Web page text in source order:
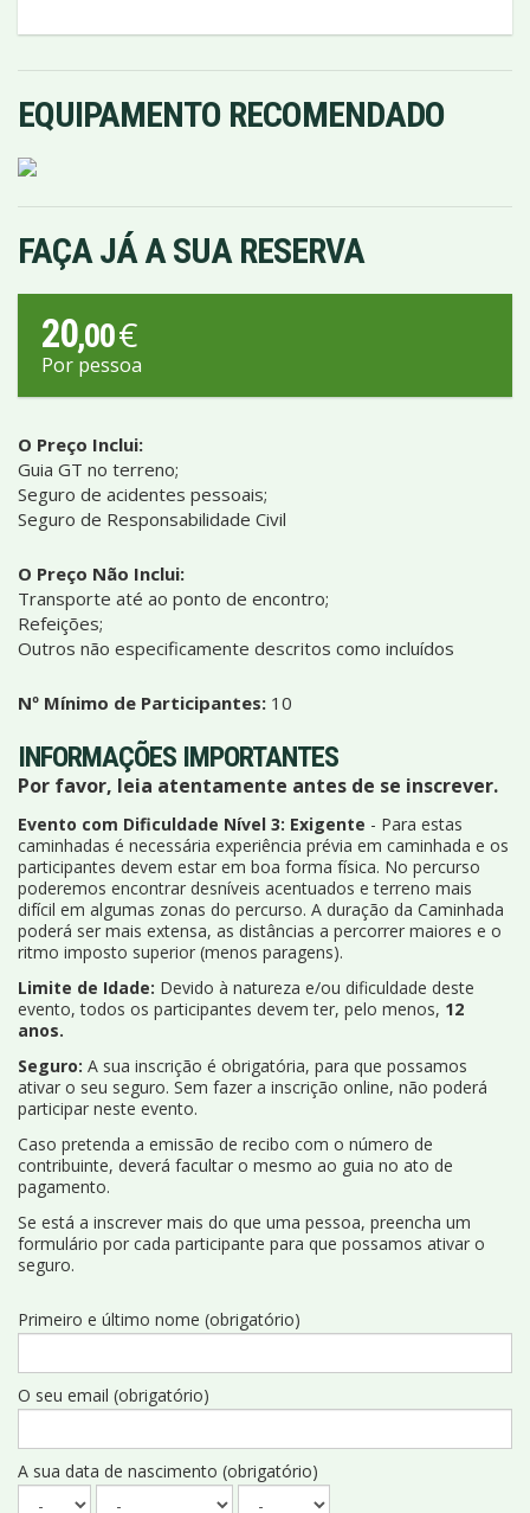
EQUIPAMENTO RECOMENDADO
FAÇA JÁ A SUA RESERVA
20,00€
Por pessoa
O Preço Inclui:
Guia GT no terreno;
Seguro de acidentes pessoais;
Seguro de Responsabilidade Civil
O Preço Não Inclui:
Transporte até ao ponto de encontro;
Refeições;
Outros não especificamente descritos como incluídos
Nº Mínimo de Participantes: 10
INFORMAÇÕES IMPORTANTES
Por favor, leia atentamente antes de se inscrever.
Evento com Dificuldade Nível 3: Exigente - Para estas
caminhadas é necessária experiência prévia em caminhada e os
participantes devem estar em boa forma física. No percurso
poderemos encontrar desníveis acentuados e terreno mais
difícil em algumas zonas do percurso. A duração da Caminhada
poderá ser mais extensa, as distâncias a percorrer maiores e o
ritmo imposto superior (menos paragens).
Limite de Idade: Devido à natureza e/ou dificuldade deste
evento, todos os participantes devem ter, pelo menos, 12
anos.
Seguro: A sua inscrição é obrigatória, para que possamos
ativar o seu seguro. Sem fazer a inscrição online, não poderá
participar neste evento.
Caso pretenda a emissão de recibo com o número de
contribuinte, deverá facultar o mesmo ao guia no ato de
pagamento.
Se está a inscrever mais do que uma pessoa, preencha um
formulário por cada participante para que possamos ativar o
seguro.
Primeiro e último nome (obrigatório)
O seu email (obrigatório)
A sua data de nascimento (obrigatório)